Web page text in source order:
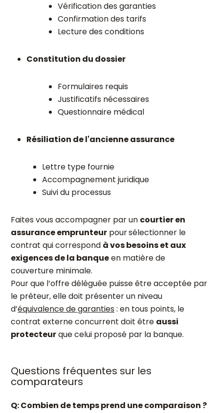
Vérification des garanties
Confirmation des tarifs
Lecture des conditions
Constitution du dossier
Formulaires requis
Justificatifs nécessaires
Questionnaire médical
Résiliation de l'ancienne assurance
Lettre type fournie
Accompagnement juridique
Suivi du processus
Faites vous accompagner par un courtier en
assurance emprunteur poursélectionner le
contrat qui correspond à vos besoins et aux
exigences de la banqueen matière de
couverture minimale.
Pour que l’offre déléguée puisse être acceptée par
le prêteur, elle doit présenter un niveau
d’équivalence de garanties: en tous points, le
contrat externe concurrent doit être aussi
protecteurque celui proposé par la banque.
Questions fréquentes sur les
comparateurs
Q: Combien de temps prend une comparaison ?